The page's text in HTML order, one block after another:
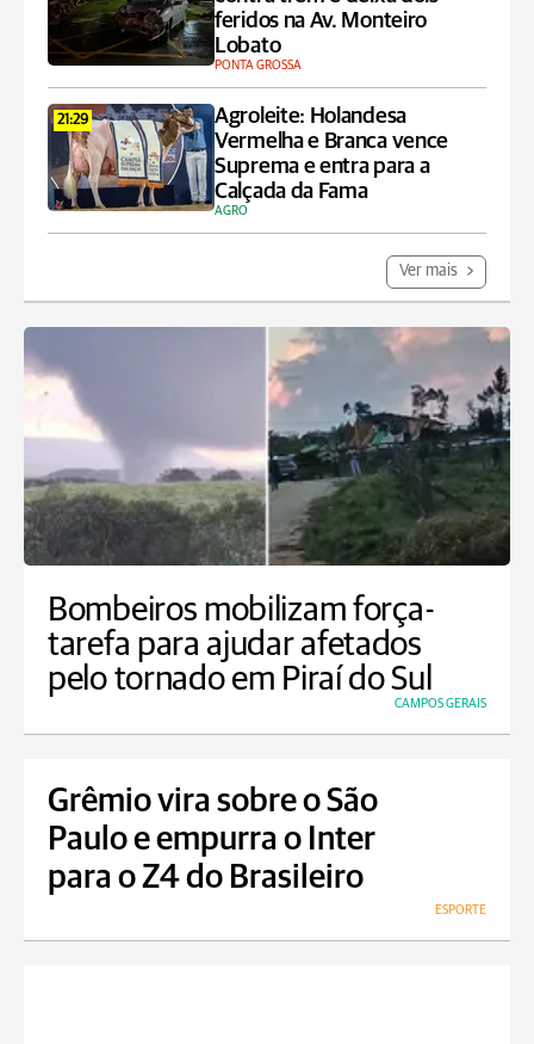
feridos na Av. Monteiro
Lobato
PONTA GROSSA
21:29
Agroleite: Holandesa
Vermelha e Branca vence
Suprema e entra para a
Calçada da Fama
AGRO
Ver mais
Bombeiros mobilizam força-
tarefa para ajudar afetados
pelo tornado em Piraí do Sul
CAMPOS GERAIS
Grêmio vira sobre o São
Paulo e empurra o Inter
para o Z4 do Brasileiro
ESPORTE